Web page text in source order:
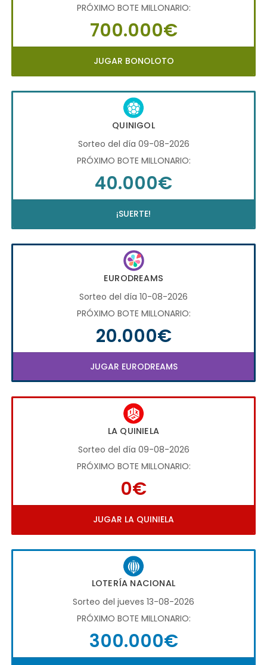
PRÓXIMO BOTE MILLONARIO:
700.000€
JUGAR BONOLOTO
QUINIGOL
Sorteo del día 09-08-2026
PRÓXIMO BOTE MILLONARIO:
40.000€
¡SUERTE!
EURODREAMS
Sorteo del día 10-08-2026
PRÓXIMO BOTE MILLONARIO:
20.000€
JUGAR EURODREAMS
LA QUINIELA
Sorteo del día 09-08-2026
PRÓXIMO BOTE MILLONARIO:
0€
JUGAR LA QUINIELA
LOTERÍA NACIONAL
Sorteo del jueves 13-08-2026
PRÓXIMO BOTE MILLONARIO:
300.000€